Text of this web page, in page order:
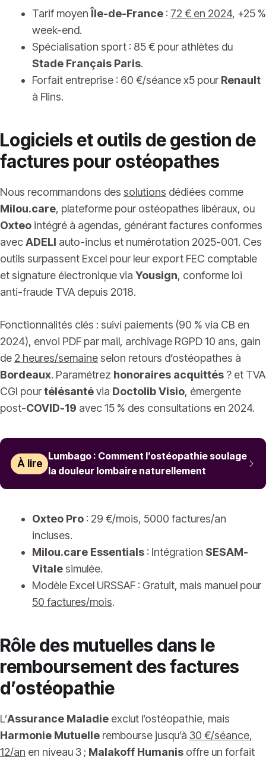
Tarif moyen Île-de-France : 72 € en 2024, +25 %
week-end.
Spécialisation sport : 85 € pour athlètes du
Stade Français Paris.
Forfait entreprise : 60 €/séance x5 pour Renault
à Flins.
Logiciels et outils de gestion de
factures pour ostéopathes
Nous recommandons des solutions dédiées comme
Milou.care, plateforme pour ostéopathes libéraux, ou
Oxteo intégré à agendas, générant factures conformes
avecADELI auto-inclus et numérotation 2025-001. Ces
outils surpassent Excel pour leur export FEC comptable
et signature électronique via Yousign, conforme loi
anti-fraude TVA depuis 2018.
Fonctionnalités clés : suivi paiements (90 % via CB en
2024), envoi PDF par mail, archivage RGPD 10 ans, gain
de 2 heures/semaine selon retours d’ostéopathes à
Bordeaux. Paramétrez honoraires acquittés ? et TVA
CGI pourtélésantévia Doctolib Visio, émergente
post-COVID-19 avec 15 % des consultations en 2024.
À lire
Lumbago : Comment l’ostéopathie soulage
la douleur lombaire naturellement
Oxteo Pro : 29 €/mois, 5000 factures/an
incluses.
Milou.care Essentials : Intégration SESAM-
Vitale simulée.
Modèle Excel URSSAF : Gratuit, mais manuel pour
50 factures/mois.
Rôle des mutuelles dans le
remboursement des factures
d’ostéopathie
L’Assurance Maladie exclut l’ostéopathie, mais
Harmonie Mutuelle rembourse jusqu’à 30 €/séance,
12/an en niveau 3 ; Malakoff Humanis offre un forfait